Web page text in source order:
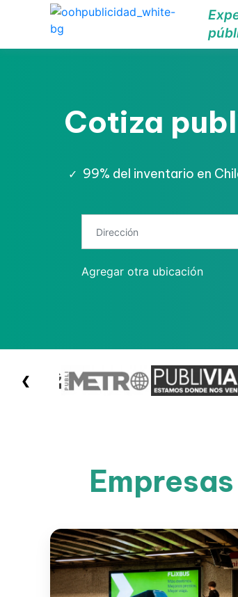
Cotiza
✓ 99% del inventario en
Agregar otra ubicación
❮